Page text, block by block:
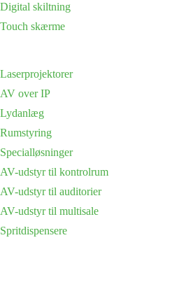
Digital skiltning
Touch skærme
Laserprojektorer
AV over IP
Lydanlæg
Rumstyring
Specialløsninger
AV-udstyr til kontrolrum
AV-udstyr til auditorier
AV-udstyr til multisale
Spritdispensere